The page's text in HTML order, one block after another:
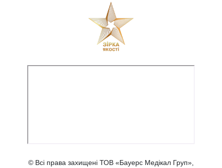
© Всі права захищені ТОВ «Бауерс Медікал Груп»,